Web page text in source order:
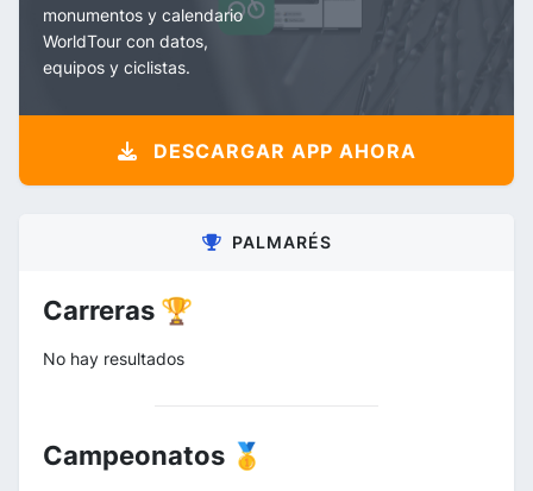
monumentos y calendario
WorldTour con datos,
equipos y ciclistas.
DESCARGAR APP AHORA
PALMARÉS
Carreras 🏆
No hay resultados
Campeonatos 🥇